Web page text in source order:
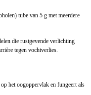
tube van 5 g met meerdere
die rustgevende verlichting
tegen vochtverlies.
het oogoppervlak en fungeert als